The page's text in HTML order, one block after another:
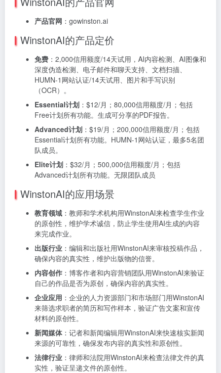
产品官网 ：gowinston.ai
WinstonAI的产品定价
免费 ：2,000信用额度/14天试用，AI内容检测、AI图像和
深度伪造检测、电子邮件和聊天支持、文档扫描、
HUMN-1网站认证/14天试用、图片和手写识别
（OCR）。
Essential计划 ：$12/月；80,000信用额度/月；包括
Free计划所有功能。生成可分享的PDF报告。
Advanced计划 ：$19/月；200,000信用额度/月；包括
Essential计划所有功能。HUMN-1网站认证，最多5名团
队成员。
Elite计划 ：$32/月；500,000信用额度/月；包括
Advanced计划所有功能。无限团队成员
WinstonAI的应用场景
教育领域 ：教师和学术机构用WinstonAI来检查学生作业
的原创性，维护学术诚信，防止学生使用AI生成的内容
来完成作业。
出版行业 ：编辑和出版社用WinstonAI来审核投稿作品，
确保内容的真实性，维护出版物的信誉。
内容创作 ：博客作者和内容营销团队用WinstonAI来验证
自己的作品是否为原创，确保内容的真实性。
企业应用 ：企业的人力资源部门和市场部门用WinstonAI
来筛选求职者的简历和写作样本，验证广告文案和宣传
材料的原创性。
新闻媒体：记者和新闻编辑用WinstonAI来快速核实新闻
来源的可靠性，确保发布内容的真实性和原创性。
法律行业 ：律师和法院用WinstonAI来检查法律文件的真
实性，验证呈递文件的原创性。